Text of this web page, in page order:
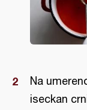
Na
iseckan